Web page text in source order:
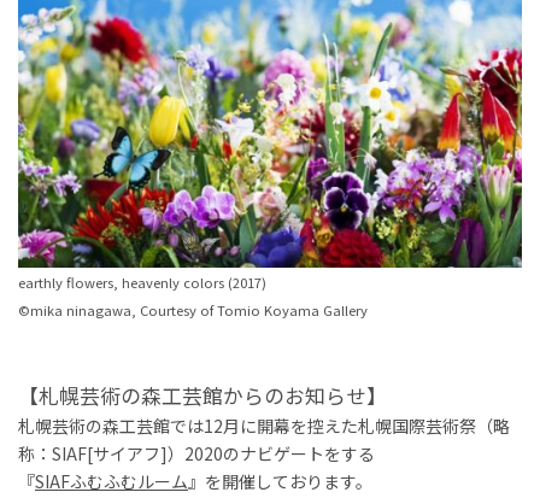
earthly flowers, heavenly colors (2017)
©mika ninagawa, Courtesy of Tomio Koyama Gallery
【札幌芸術の森工芸館からのお知らせ】
札幌芸術の森工芸館では12月に開幕を控えた札幌国際芸術祭（略
称：SIAF[サイアフ]）2020のナビゲートをする
『SIAFふむふむルーム 』を開催しております。